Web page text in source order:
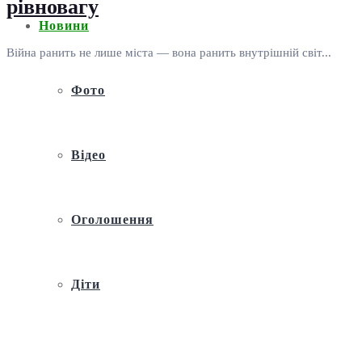
Новини
Фото
Відео
Оголошення
Діти
рівновагу
Війна ранить не лише міста — вона ранить внутрішній світ...